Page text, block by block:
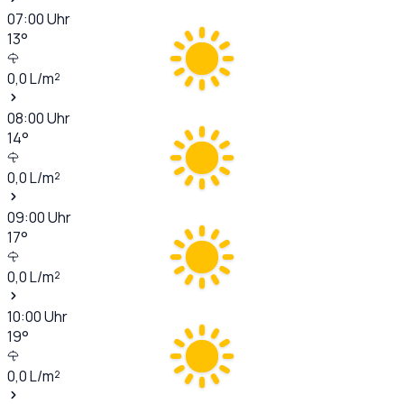
07:00Uhr
13°
0,0L/m²
08:00Uhr
14°
0,0L/m²
09:00Uhr
17°
0,0L/m²
10:00Uhr
19°
0,0L/m²